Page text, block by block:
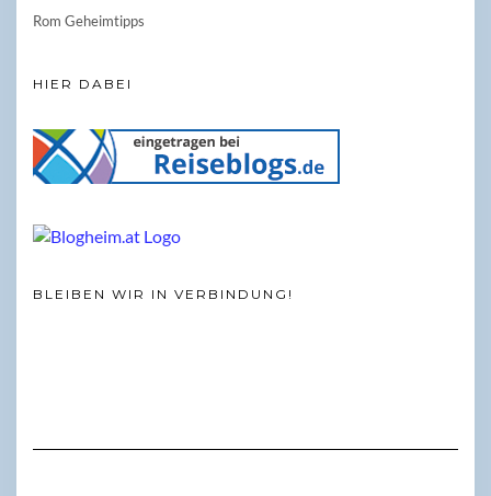
Rom Geheimtipps
HIER DABEI
BLEIBEN WIR IN VERBINDUNG!